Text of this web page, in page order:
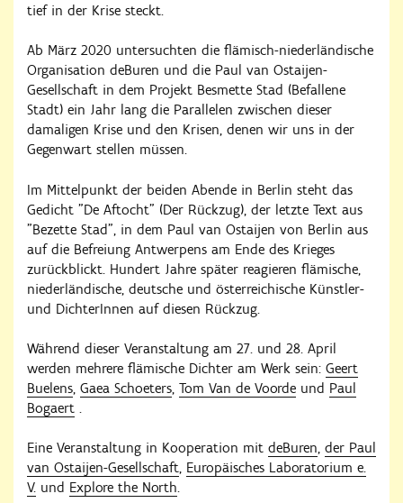
tief in der Krise steckt.
Ab März 2020 untersuchten die flämisch-niederländische
Organisation deBuren und die Paul van Ostaijen-
Gesellschaft in dem Projekt Besmette Stad (Befallene
Stadt) ein Jahr lang die Parallelen zwischen dieser
damaligen Krise und den Krisen, denen wir uns in der
Gegenwart stellen müssen.
Im Mittelpunkt der beiden Abende in Berlin steht das
Gedicht "De Aftocht" (Der Rückzug), der letzte Text aus
"Bezette Stad", in dem Paul van Ostaijen von Berlin aus
auf die Befreiung Antwerpens am Ende des Krieges
zurückblickt. Hundert Jahre später reagieren flämische,
niederländische, deutsche und österreichische Künstler-
und DichterInnen auf diesen Rückzug.
Während dieser Veranstaltung am 27. und 28. April
werden mehrere flämische Dichter am Werk sein: Geert
Buelens, Gaea Schoeters, Tom Van de Voorde und Paul
Bogaert .
Eine Veranstaltung in Kooperation mit deBuren, der Paul
van Ostaijen-Gesellschaft, Europäisches Laboratorium e.
V. und Explore the North.